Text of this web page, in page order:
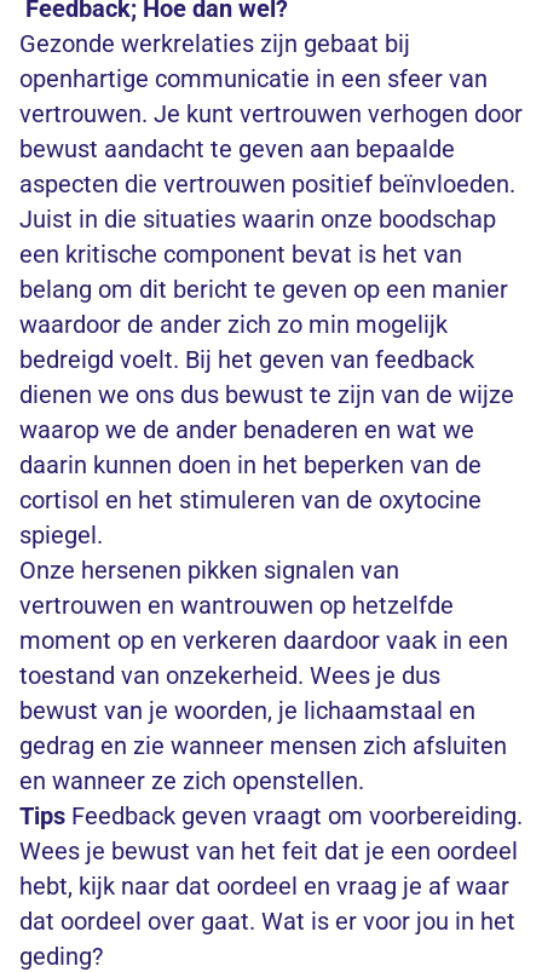
Feedback; Hoe dan wel?
Gezonde werkrelaties zijn gebaat bij
openhartige communicatie in een sfeer van
vertrouwen. Je kunt vertrouwen verhogen door
bewust aandacht te geven aan bepaalde
aspecten die vertrouwen positief beïnvloeden.
Juist in die situaties waarin onze boodschap
een kritische component bevat is het van
belang om dit bericht te geven op een manier
waardoor de ander zich zo min mogelijk
bedreigd voelt. Bij het geven van feedback
dienen we ons dus bewust te zijn van de wijze
waarop we de ander benaderen en wat we
daarin kunnen doen in het beperken van de
cortisol en het stimuleren van de oxytocine
spiegel.
Onze hersenen pikken signalen van
vertrouwen en wantrouwen op hetzelfde
moment op en verkeren daardoor vaak in een
toestand van onzekerheid. Wees je dus
bewust van je woorden, je lichaamstaal en
gedrag en zie wanneer mensen zich afsluiten
en wanneer ze zich openstellen.
Tips Feedback geven vraagt om voorbereiding.
Wees je bewust van het feit dat je een oordeel
hebt, kijk naar dat oordeel en vraag je af waar
dat oordeel over gaat. Wat is er voor jou in het
geding?